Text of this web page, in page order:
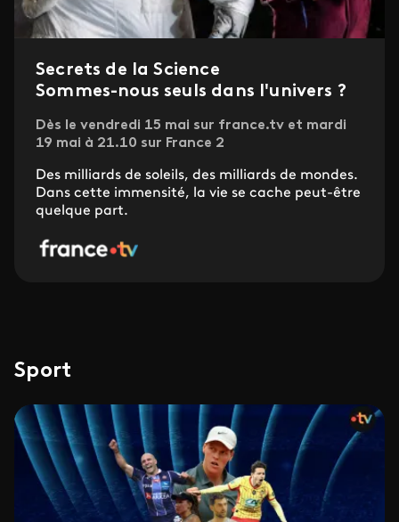
Secrets de la Science
Sommes-nous seuls dans l'univers ?
Dès le vendredi 15 mai sur france.tv et mardi
19 mai à 21.10 sur France 2
Des milliards de soleils, des milliards de mondes.
Dans cette immensité, la vie se cache peut-être
quelque part.
Sport